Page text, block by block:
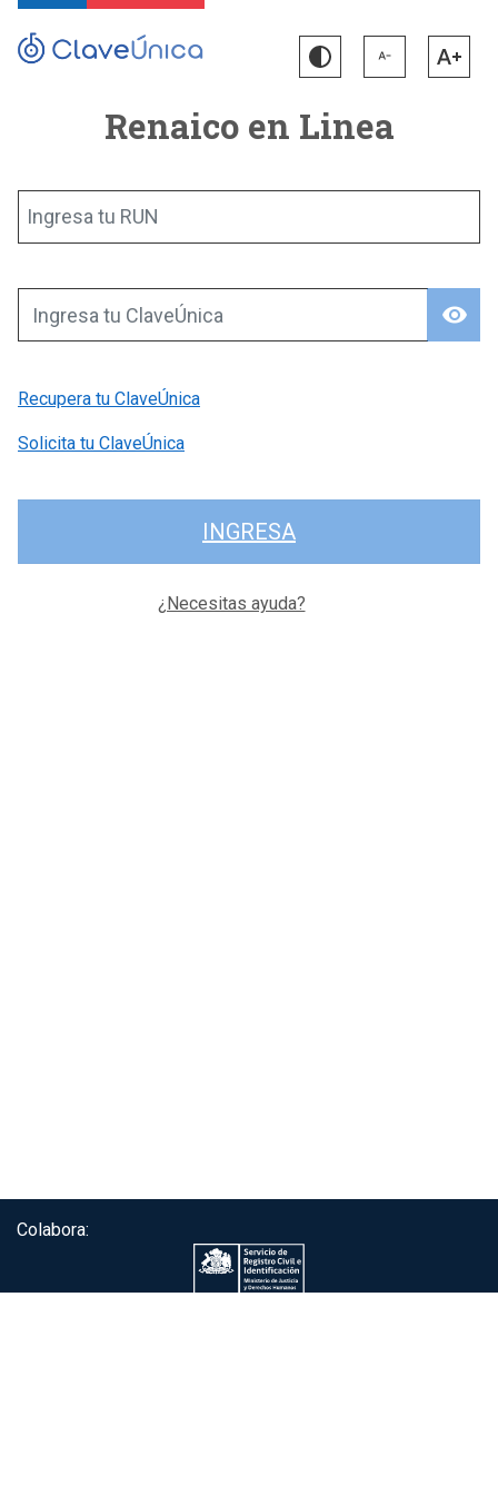
Renaico en Linea
Ingresa tu RUN
visibility
Ingresa tu ClaveÚnica
Recupera tu ClaveÚnica
Solicita tu ClaveÚnica
INGRESA
¿Necesitas ayuda?
Colabora: